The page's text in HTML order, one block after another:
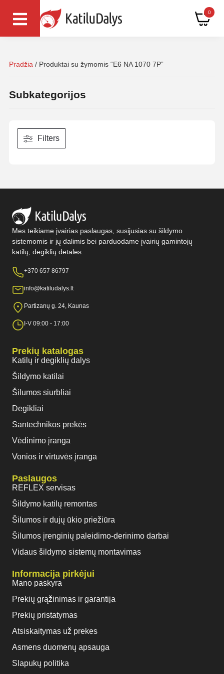
0
Pradžia / Produktai su žymomis “E6 NA 1070 7P”
Subkategorijos
Filters
Mes teikiame įvairias paslaugas, susijusias su šildymo
sistemomis ir jų dalimis bei parduodame įvairių gamintojų
katilų, degiklių detales.
+370 657 86797
info@katiludalys.lt
Partizanų g. 24, Kaunas
I-V 09:00 - 17:00
Prekių katalogas
Katilų ir degiklių dalys
Šildymo katilai
Šilumos siurbliai
Degikliai
Santechnikos prekės
Vėdinimo įranga
Vonios ir virtuvės įranga
Paslaugos
REFLEX servisas
Šildymo katilų remontas
Šilumos ir dujų ūkio priežiūra
Šilumos įrenginių paleidimo-derinimo darbai
Vidaus šildymo sistemų montavimas
Informacija pirkėjui
Mano paskyra
Prekių grąžinimas ir garantija
Prekių pristatymas
Atsiskaitymas už prekes
Asmens duomenų apsauga
Slapukų politika